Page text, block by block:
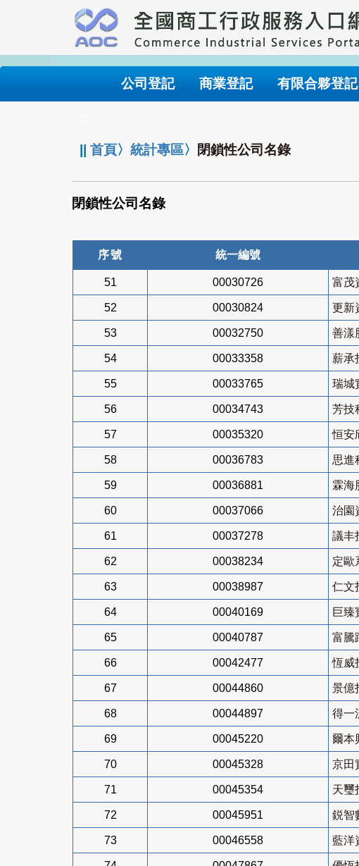
要
內
公司登記 商業登記 有限合夥登記
||首頁〉統計專區〉 閉鎖性公司名錄
閉鎖性公司名錄
序號 統一編號
51 00030726 富茂
52 00030824 更新
53 00032750 善漾
54 00033358 薪承
55 00033765 瑞城
56 00034743 芳技
57 00035320 恒安
58 00036783 思進
59 00036881 霖海
60 00037066 治園
61 00037278 議丰
62 00038234 定歐
63 00038987 仁文
64 00040169 巨臻
65 00040787 富騰
66 00042477 恆威
67 00044860 景億
68 00044897 得一
69 00045220 爾本
70 00045328 京田
71 00045354 天璽
72 00045951 鋭智
73 00046558 藍洋